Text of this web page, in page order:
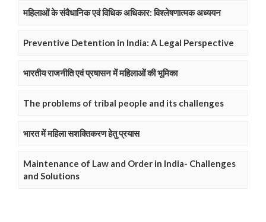
महिलाओं के संवैधानिक एवं विधिक अधिकार: विश्लेषणात्मक अध्ययन
Preventive Detention in India: A Legal Perspective
भारतीय राजनीति एवं प्रषासन में महिलाओं की भूमिका
The problems of tribal people and its challenges
भारत में महिला सशक्तिकरण हेतु प्रयास
Maintenance of Law and Order in India- Challenges
and Solutions